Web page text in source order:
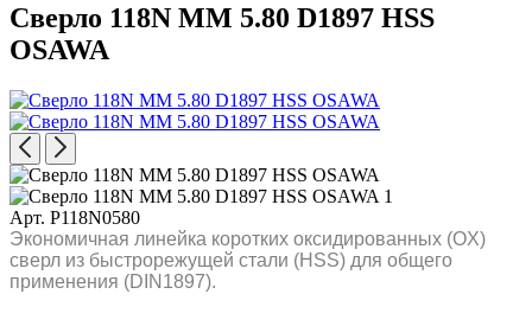
Сверло 118N MM 5.80 D1897 HSS
OSAWA
Арт. P118N0580
Экономичная линейка коротких оксидированных (OX)
сверл из быстрорежущей стали (HSS) для общего
применения (DIN1897).